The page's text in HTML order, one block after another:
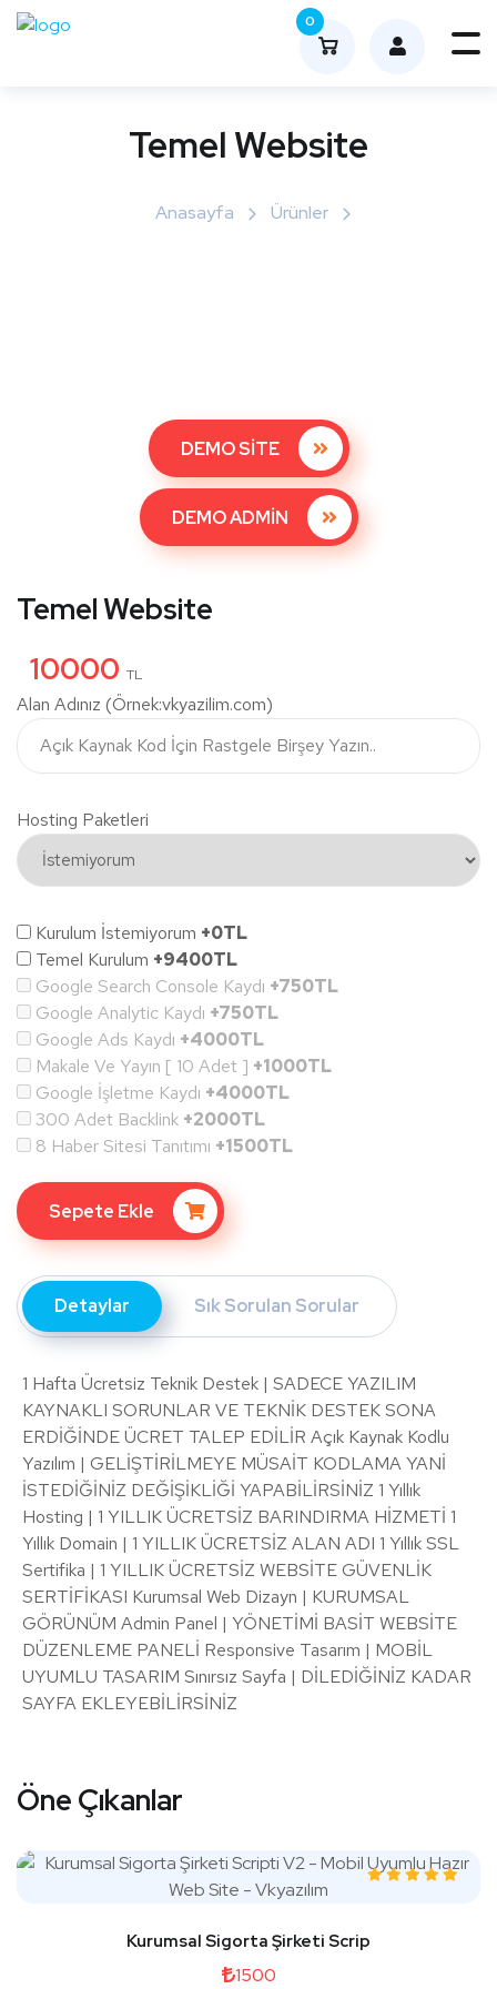
0
Me
Temel Website
Anasayfa Ürünler
DEMO SİTE
DEMO ADMİN
Temel Website
10000 TL
Alan Adınız (Örnek:vkyazilim.com)
Hosting Paketleri
Kurulum İstemiyorum +0TL
Temel Kurulum +9400TL
Google Search Console Kaydı +750TL
Google Analytic Kaydı +750TL
Google Ads Kaydı +4000TL
Makale Ve Yayın [ 10 Adet ] +1000TL
Google İşletme Kaydı +4000TL
300 Adet Backlink +2000TL
8 Haber Sitesi Tanıtımı +1500TL
Sepete Ekle
Detaylar Sık Sorulan Sorular
1 Hafta Ücretsiz Teknik Destek | SADECE YAZILIM
KAYNAKLI SORUNLAR VE TEKNİK DESTEK SONA
ERDİĞİNDE ÜCRET TALEP EDİLİR Açık Kaynak Kodlu
Yazılım | GELİŞTİRİLMEYE MÜSAİT KODLAMA YANİ
İSTEDİĞİNİZ DEĞİŞİKLİĞİ YAPABİLİRSİNİZ 1 Yıllık
Hosting | 1 YILLIK ÜCRETSİZ BARINDIRMA HİZMETİ 1
Yıllık Domain | 1 YILLIK ÜCRETSİZ ALAN ADI 1 Yıllık SSL
Sertifika | 1 YILLIK ÜCRETSİZ WEBSİTE GÜVENLİK
SERTİFİKASI Kurumsal Web Dizayn | KURUMSAL
GÖRÜNÜM Admin Panel | YÖNETİMİ BASİT WEBSİTE
DÜZENLEME PANELİ Responsive Tasarım | MOBİL
UYUMLU TASARIM Sınırsız Sayfa | DİLEDİĞİNİZ KADAR
SAYFA EKLEYEBİLİRSİNİZ
Öne Çıkanlar
Kurumsal Sigorta Şirketi Scrip
1500